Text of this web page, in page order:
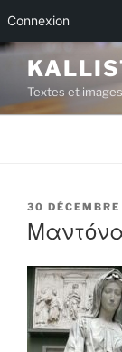
Connexion
Aller
contenu
principal
Textes et
PUBLIÉ
LE
30